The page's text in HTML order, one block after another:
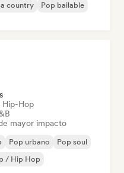
country
Pop bailable
Hop
mayor impacto
Pop urbano
Pop soul
/ Hip Hop